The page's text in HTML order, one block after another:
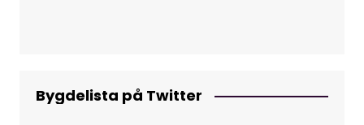
Bygdelista på Twitter